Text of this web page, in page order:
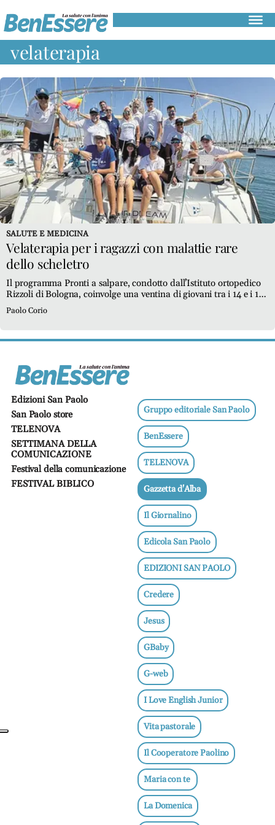
Salute
e
medicina
Gastroenterologia
Cardiologia
Dermatologia
Oncologia
Alimentazione
Mangiare
sano
Diete
e
perdita
di
peso
salutari
Benessere
Dormire
Allo
specchio
Fitness
Un
mondo,
salute
Psicologia
e
velaterapia
SALUTE E MEDICINA
Velaterapia per i ragazzi con malattie rare
dello scheletro
Il programma Pronti a salpare, condotto dall’Istituto ortopedico
Rizzoli di Bologna, coinvolge una ventina di giovani tra i 14 e i 19
anni dalle ossa fragili e doloranti. Il primario Luca Sangiorgi ha
avviato una ricerca sul progetto per misurare i benefici fisici e
Paolo Corio
Edizioni San Paolo
San Paolo store
TELENOVA
SETTIMANA DELLA
COMUNICAZIONE
Festival della comunicazione
FESTIVAL BIBLICO
Gruppo editoriale San Paolo
BenEssere
TELENOVA
Gazzetta d'Alba
Il Giornalino
Edicola San Paolo
EDIZIONI SAN PAOLO
Credere
Jesus
GBaby
G-web
I Love English Junior
Vita pastorale
Il Cooperatore Paolino
Maria con te
La Domenica